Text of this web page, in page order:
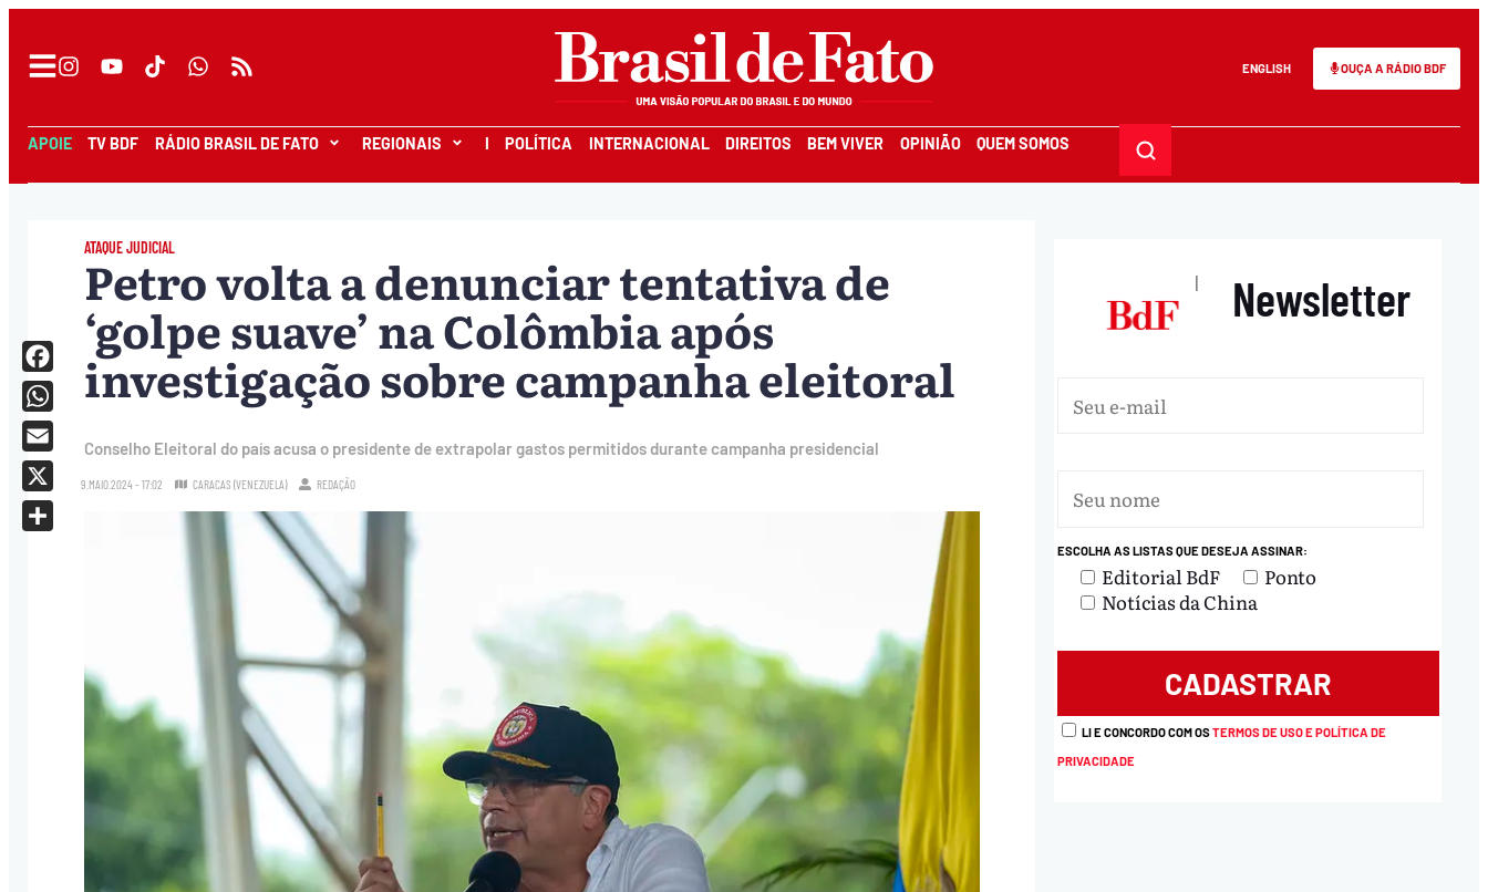
ENGLISH OUÇA A RÁDIO BDF
APOIE TV BDF RÁDIO BRASIL DE FATO REGIONAIS I POLÍTICA INTERNACIONAL DIREITOS BEM VIVER OPINIÃO QUEM SOMOS
ATAQUE JUDICIAL
Petro volta a denunciar tentativa de
‘golpe suave’ na Colômbia após
investigação sobre campanha eleitoral
Conselho Eleitoral do país acusa o presidente de extrapolar gastos permitidos durante campanha presidencial
9.MAIO.2024 - 17:02 CARACAS (VENEZUELA) REDAÇÃO
Facebook
WhatsApp
Email
X
| Newsletter
ESCOLHA AS LISTAS QUE DESEJA ASSINAR:
Editorial BdF
Ponto
Notícias da China
LI E CONCORDO COM OSTERMOS DE USO E POLÍTICA DE
PRIVACIDADE